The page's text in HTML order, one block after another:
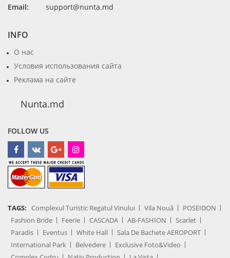
Email:
support@nunta.md
INFO
О нас
Условия использования сайта
Реклама на сайте
Nunta.md
FOLLOW US
TAGS: Complexul Turistic Regatul Vinului Vila Nouă
POSEIDON
Fashion Bride
Feerie CASCADA AB-FASHION
Scarlet
Paradis
Eventus White Hall
Sala De Bachete AEROPORT
International Park
Belvedere
Exclusive Foto&Video